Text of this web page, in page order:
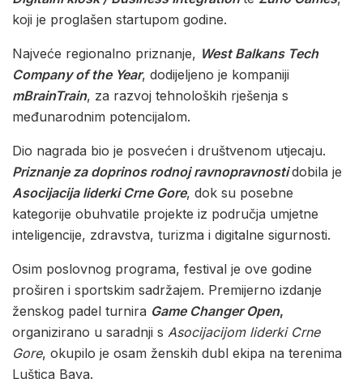
koji je proglašen startupom godine.
Najveće regionalno priznanje, West Balkans Tech
Company of the Year, dodijeljeno je kompaniji
mBrainTrain, za razvoj tehnoloških rješenja s
međunarodnim potencijalom.
Dio nagrada bio je posvećen i društvenom utjecaju.
Priznanje za doprinos rodnoj ravnopravnostidobila je
Asocijacija liderki Crne Gore, dok su posebne
kategorije obuhvatile projekte iz područja umjetne
inteligencije, zdravstva, turizma i digitalne sigurnosti.
Osim poslovnog programa, festival je ove godine
proširen i sportskim sadržajem. Premijerno izdanje
ženskog padel turnira Game Changer Open,
organizirano u saradnji s Asocijacijom liderki Crne
Gore, okupilo je osam ženskih dubl ekipa na terenima
Luštica Baya.